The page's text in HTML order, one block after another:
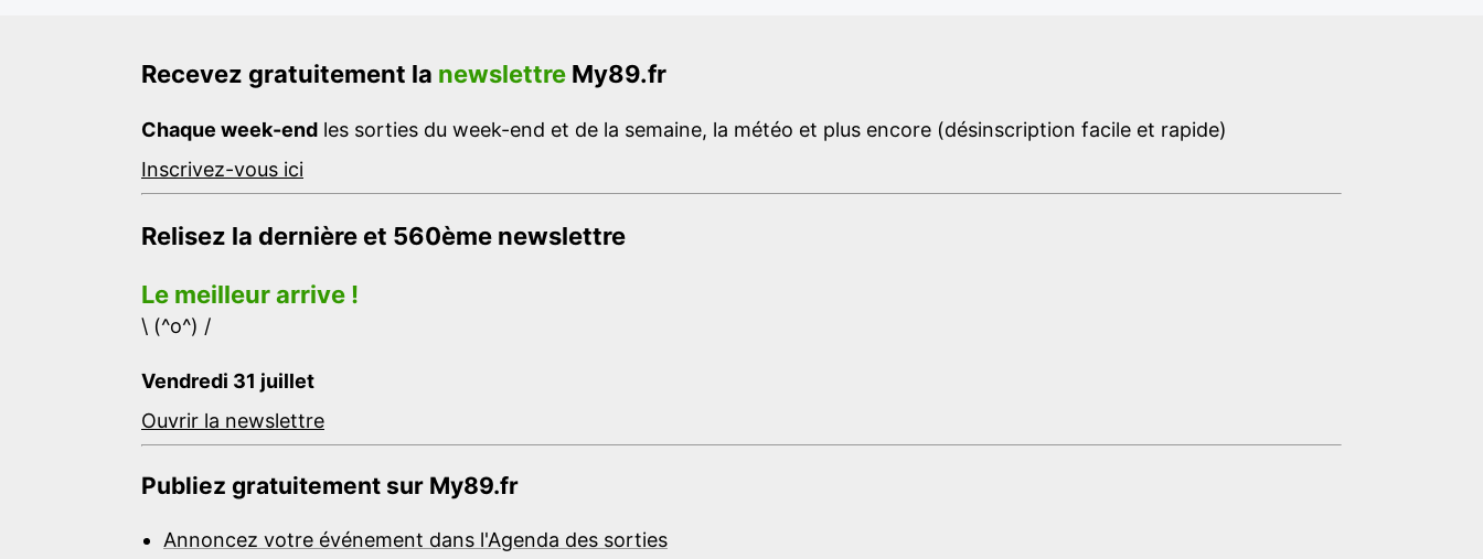
Recevez gratuitement la newslettre My89.fr
Chaque week-end les sorties du week-end et de la semaine, la météo et plus encore (désinscription facile et rapide)
Inscrivez-vous ici
Relisez la dernière et 560ème newslettre
Le meilleur arrive !
\ (^o^) /
Vendredi 31 juillet
Ouvrir la newslettre
Publiez gratuitement sur My89.fr
Annoncez votre événement dans l'Agenda des sorties